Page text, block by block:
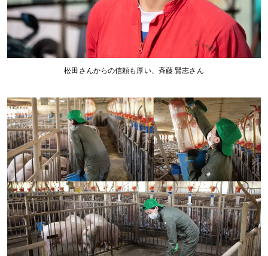
松田さんからの信頼も厚い、斉藤 賢志さん